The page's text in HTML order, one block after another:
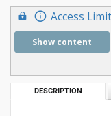
Access
Show content
DESCRIPTION